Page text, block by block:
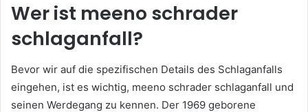
Wer ist meeno schrader
schlaganfall?
Bevor wir auf die spezifischen Details des Schlaganfalls
eingehen, ist es wichtig, meeno schrader schlaganfall und
seinen Werdegang zu kennen. Der 1969 geborene